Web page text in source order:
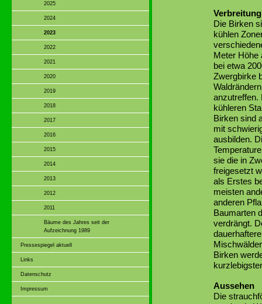
2025
2024
2023
2022
2021
2020
2019
2018
2017
2016
2015
2014
2013
2012
2011
Bäume des Jahres seit der
Aufzeichnung 1989
Pressespiegel aktuell
Links
Datenschutz
Impressum
Verbreitung
Die Birken
kühlen
Meter Höhe
bei etwa
Zwergbirke
anzutreffen.
kühleren
Birken sind
mit
ausbilden.
sie die in
freigesetzt
als Erstes
meisten
anderen
Baumarten
verdrängt.
Birken
Aussehen
Die